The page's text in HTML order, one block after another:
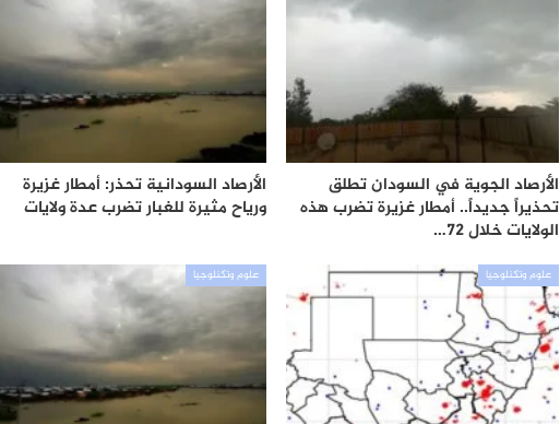
الأرصاد الجوية في السودان تطلق
تحذيراً جديداً.. أمطار غزيرة تضرب هذه
الولايات خلال 72…
الأرصاد السودانية تحذر: أمطار غزيرة
ورياح مثيرة للغبار تضرب عدة ولايات
علوم وتكنلوجيا علوم وتكنلوجيا